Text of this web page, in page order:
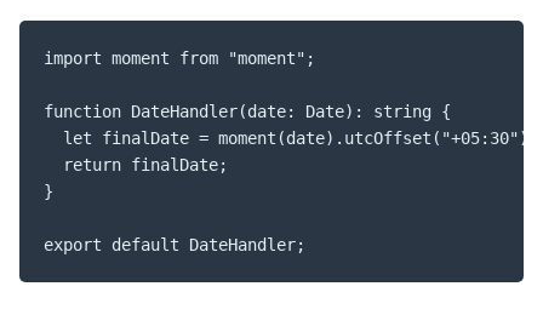
import moment from "moment";
function DateHandler(date: Date): string {
let finalDate =
  return finalDate;
}
export default DateHandler;